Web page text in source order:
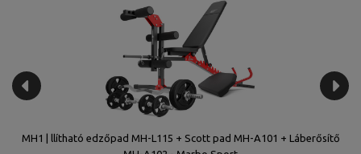
MH1 | llítható edzőpad MH-L115 + Scott pad MH-A101 + Láberősítő